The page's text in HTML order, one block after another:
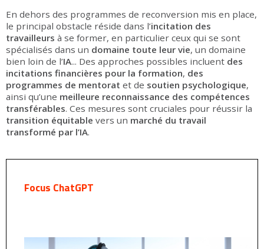
En dehors des programmes de reconversion mis en place,
le principal obstacle réside dans l’incitation des
travailleurs à se former, en particulier ceux qui se sont
spécialisés dans un domaine toute leur vie, un domaine
bien loin de l’IA... Des approches possibles incluent des
incitations financières pour la formation, des
programmes de mentorat et de soutien psychologique,
ainsi qu’une meilleure reconnaissance des compétences
transférables. Ces mesures sont cruciales pour réussir la
transition équitable vers un marché du travail
transformé par l’IA.
Focus ChatGPT